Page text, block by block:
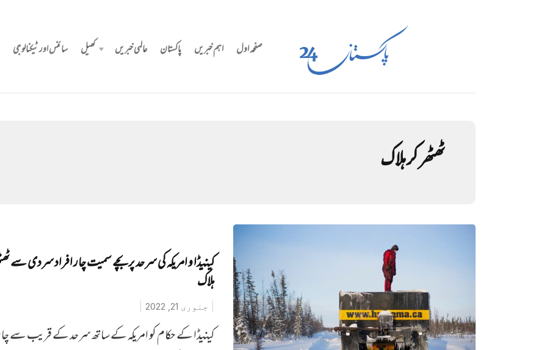
صفحہ اول اہم خبریں پاکستان عالمی خبریں کھیل سائنس اور ٹیکنالوجی
ٹھٹھر کر ہلاک
کینیڈا و امریکہ کی سرحد پر بچے سمیت چار افراد سردی سے
ہلاک
جنوری 21, 2022
کینیڈا کے حکام کو امریکہ کے ساتھ سرحد کے قریب سے